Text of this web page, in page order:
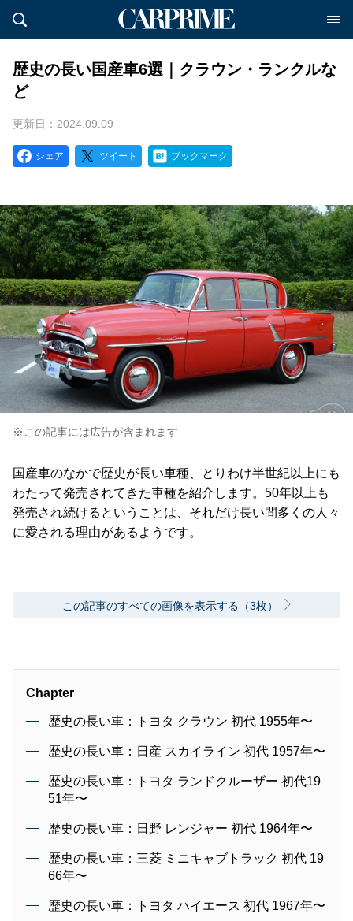
歴史の長い国産車6選｜クラウン・ランクルな
ど
更新日：2024.09.09
シェア ツイート ブックマーク
※この記事には広告が含まれます
国産車のなかで歴史が長い車種、とりわけ半世紀以上にも
わたって発売されてきた車種を紹介します。50年以上も
発売され続けるということは、それだけ長い間多くの人々
に愛される理由があるようです。
この記事のすべての画像を表示する（3枚）
Chapter
歴史の長い車：トヨタ クラウン 初代 1955年〜
歴史の長い車：日産 スカイライン 初代 1957年〜
歴史の長い車：トヨタ ランドクルーザー 初代19
51年〜
歴史の長い車：日野 レンジャー 初代 1964年〜
歴史の長い車：三菱 ミニキャブトラック 初代 19
66年〜
歴史の長い車：トヨタ ハイエース 初代 1967年〜